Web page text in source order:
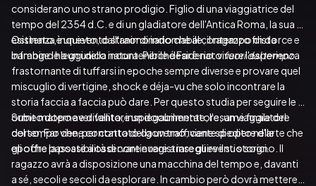
considerano uno strano prodigio. Figlio di una viaggiatrice del
tempo del 2354 d.C. e di un gladiatore dell'Antica Roma, la sua
esistenza è un evento straordinario che al contempo distorce e
infrange le leggi della natura. Perché Far è nato fuori dal tempo.
Ostinato, inquieto, dall'animo indomabile, il ragazzo fin da
bambino ha un unico incontenibile desiderio: vivere l'esperienza
frastornante di tuffarsi in epoche sempre diverse e provare quel
miscuglio di vertigine, shock e déja-vu che solo incontrare la
storia faccia a faccia può dare. Per questo studia per seguire le
orme materne e diventare un documentatore, un viaggiatore
del tempo che, per conto del governo, viene spedito nelle
epoche passate a osservare e registrare gli eventi storici.
Subito dopo aver fallito, inspiegabilmente, l'esame finale del
corso, Far viene contattato da un trafficante di opere d'arte che
gli offre la possibilità di continuare a inseguire il suo sogno. Il
ragazzo avrà a disposizione una macchina del tempo e, davanti
a sé, secoli e secoli da esplorare. In cambio però dovrà mettere